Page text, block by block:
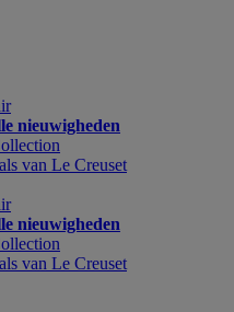
nieuwigheden
van Le Creuset
nieuwigheden
van Le Creuset